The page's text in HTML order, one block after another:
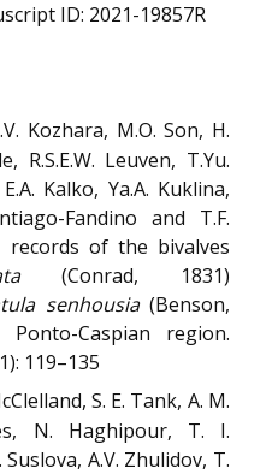
ID: 2021-19857R
Kozhara, M.O. Son, H.
R.S.E.W. Leuven, T.Yu.
Kalko, Ya.A. Kuklina,
Fandino and T.F.
records of the bivalves
(Conrad, 1831)
senhousia(Benson,
Caspian region.
119–135
S. E. Tank, A. M.
N. Haghipour, T. I.
A.V. Zhulidov, T.